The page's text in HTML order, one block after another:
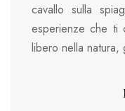
cavallo sulla
esperienze che ti
libero nella